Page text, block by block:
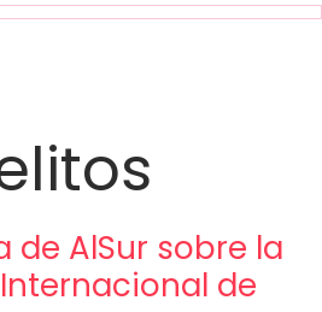
de AlSur sobre la
de